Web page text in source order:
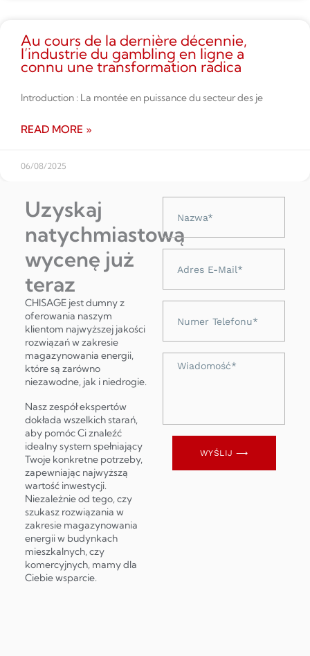
Au cours de la dernière décennie,
l’industrie du gambling en ligne a
connu une transformation radica
Introduction : La montée en puissance du secteur des je
READ MORE »
06/08/2025
Uzyskaj
natychmiastową
wycenę już
teraz
CHISAGE jest dumny z
oferowania naszym
klientom najwyższej jakości
rozwiązań w zakresie
magazynowania energii,
które są zarówno
niezawodne, jak i niedrogie.
Nasz zespół ekspertów
dokłada wszelkich starań,
aby pomóc Ci znaleźć
idealny system spełniający
Twoje konkretne potrzeby,
zapewniając najwyższą
wartość inwestycji.
Niezależnie od tego, czy
szukasz rozwiązania w
zakresie magazynowania
energii w budynkach
mieszkalnych, czy
komercyjnych, mamy dla
Ciebie wsparcie.
telefonu
WYŚLIJ ⟶